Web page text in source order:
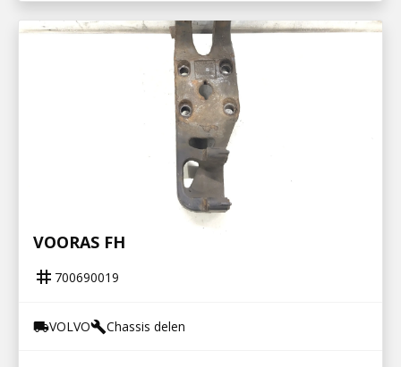
STEUN V STABILISATOR EN LUCHTBALG
VOORAS FH
tag 700690019
local_shippingVOLVObuildChassis delen